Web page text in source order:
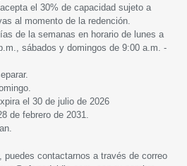
el 30% de capacidad sujeto a
al momento de la redención.
de la semanas en horario de lunes a
sábados y domingos de 9:00 a.m. -
el 30 de julio de 2026
de febrero de 2031.
puedes contactarnos a través de correo